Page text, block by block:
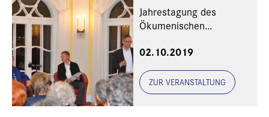
Jahrestagung des
Ökumenischen
02.10.2019
ZUR VERANSTALTUNG